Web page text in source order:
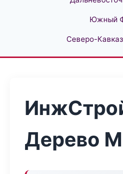
Южный
Северо-
Дерево